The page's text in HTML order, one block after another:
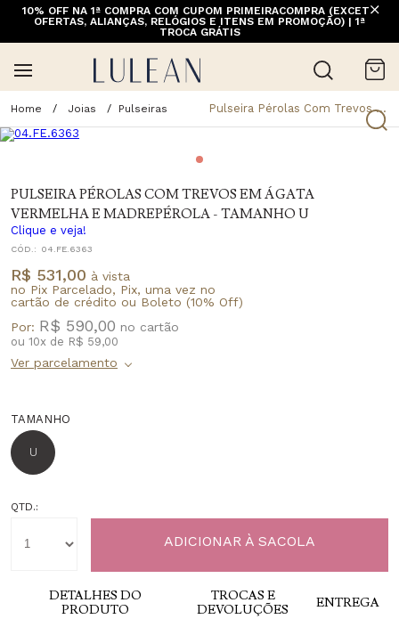
10% OFF NA 1ª COMPRA COM CUPOM PRIMEIRACOMPRA (EXCETO
OFERTAS, ALIANÇAS, RELÓGIOS E ITENS EM PROMOÇÃO) | 1ª
TROCA GRÁTIS
Joias Pulseiras Pulseira Pérolas Com Trevos Em Ágata Vermelha E Madrepérola - Tamanho U
PULSEIRA PÉROLAS COM TREVOS EM ÁGATA
VERMELHA E MADREPÉROLA - TAMANHO U
Clique e veja!
CÓD.: 04.FE.6363
R$ 531,00 à vista
no Pix Parcelado, Pix, uma vez no
cartão de crédito ou Boleto (10% Off)
Por: R$ 590,00
ou 10x de R$ 59,00
TAMANHO
U
QTD.:
DETALHES DO
PRODUTO
TROCAS E
DEVOLUÇÕES
ENTREGA